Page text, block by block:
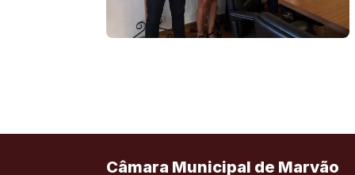
Câmara Municipal de Marvão